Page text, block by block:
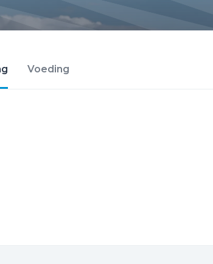
Voeding